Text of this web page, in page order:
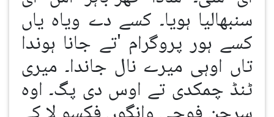
سنبھالیا ہویا۔ کسے دے ویاہ یاں
کسے ہور پروگرام 'تے جانا ہوندا
تاں اوہی میرے نال جاندا۔ میری
ٹنڈ چمکدی تے اوس دی پگ۔ اوہ